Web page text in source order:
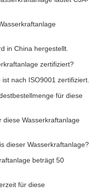
in China hergestellt.
zertifiziert?
nach ISO9001 zertifiziert.
für diese
diese Wasserkraftanlage
dieser Wasserkraftanlage?
beträgt 50
für diese